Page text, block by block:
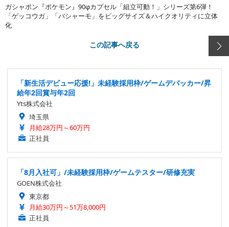
ガシャポン『ポケモン』90φカプセル「組立可動！」シリーズ第6弾！
「ゲッコウガ」「バシャーモ」をビッグサイズ＆ハイクオリティに立体
化
この記事へ戻る
「新生活デビュー応援!」未経験採用枠/ゲームデバッカー/昇
給年2回賞与年2回
Yts株式会社
埼玉県
月給28万円～60万円
正社員
「8月入社可」/未経験採用枠/ゲームテスター/研修充実
GOEN株式会社
東京都
月給30万円～51万8,000円
正社員